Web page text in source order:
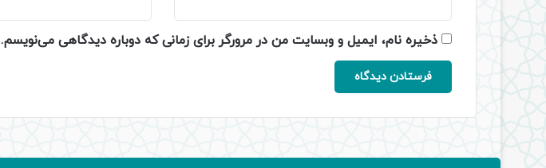
ذخیره نام، ایمیل و وبسایت من در مرورگر برای زمانی که دوباره دیدگاهی می‌نویسم.